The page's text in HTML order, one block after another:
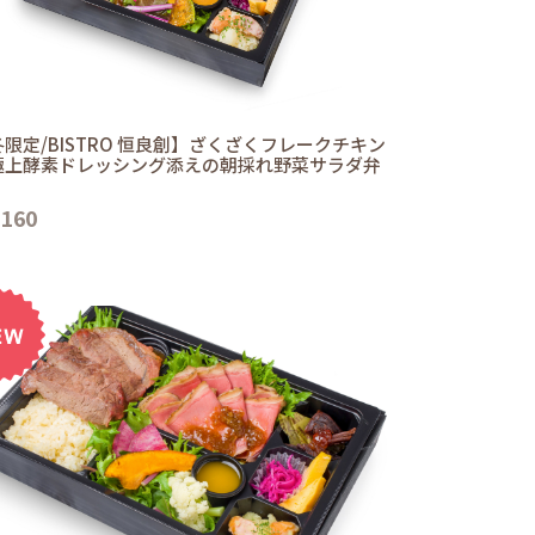
定/BISTRO 恒良創】ざくざくフレークチキン
酵素ドレッシング添えの朝採れ野菜サラダ弁